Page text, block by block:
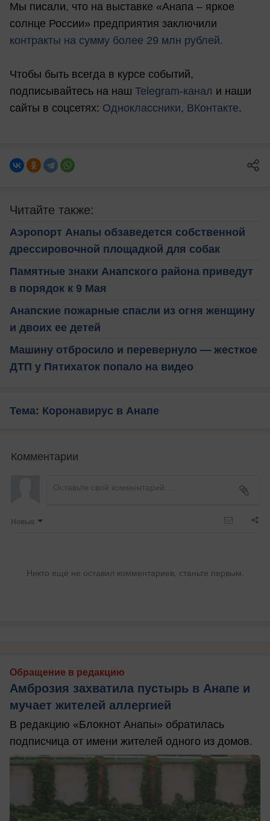
Мы писали, что на выставке «Анапа – яркое
солнце России» предприятия заключили
контракты на сумму более 29 млн рублей.
Чтобы быть всегда в курсе событий,
подписывайтесь на наш Telegram-канал и наши
сайты в соцсетях: Одноклассники, ВКонтакте.
Читайте также:
Аэропорт Анапы обзаведется собственной
дрессировочной площадкой для собак
Памятные знаки Анапского района приведут
в порядок к 9 Мая
Анапские пожарные спасли из огня женщину
и двоих ее детей
Машину отбросило и перевернуло — жесткое
ДТП у Пятихаток попало на видео
Тема: Коронавирус в Анапе
Комментарии
Новые
Никто ещё не оставил комментариев, станьте первым.
Обращение в редакцию
Амброзия захватила пустырь в Анапе и
мучает жителей аллергией
В редакцию «Блокнот Анапы» обратилась
подписчица от имени жителей одного из домов.